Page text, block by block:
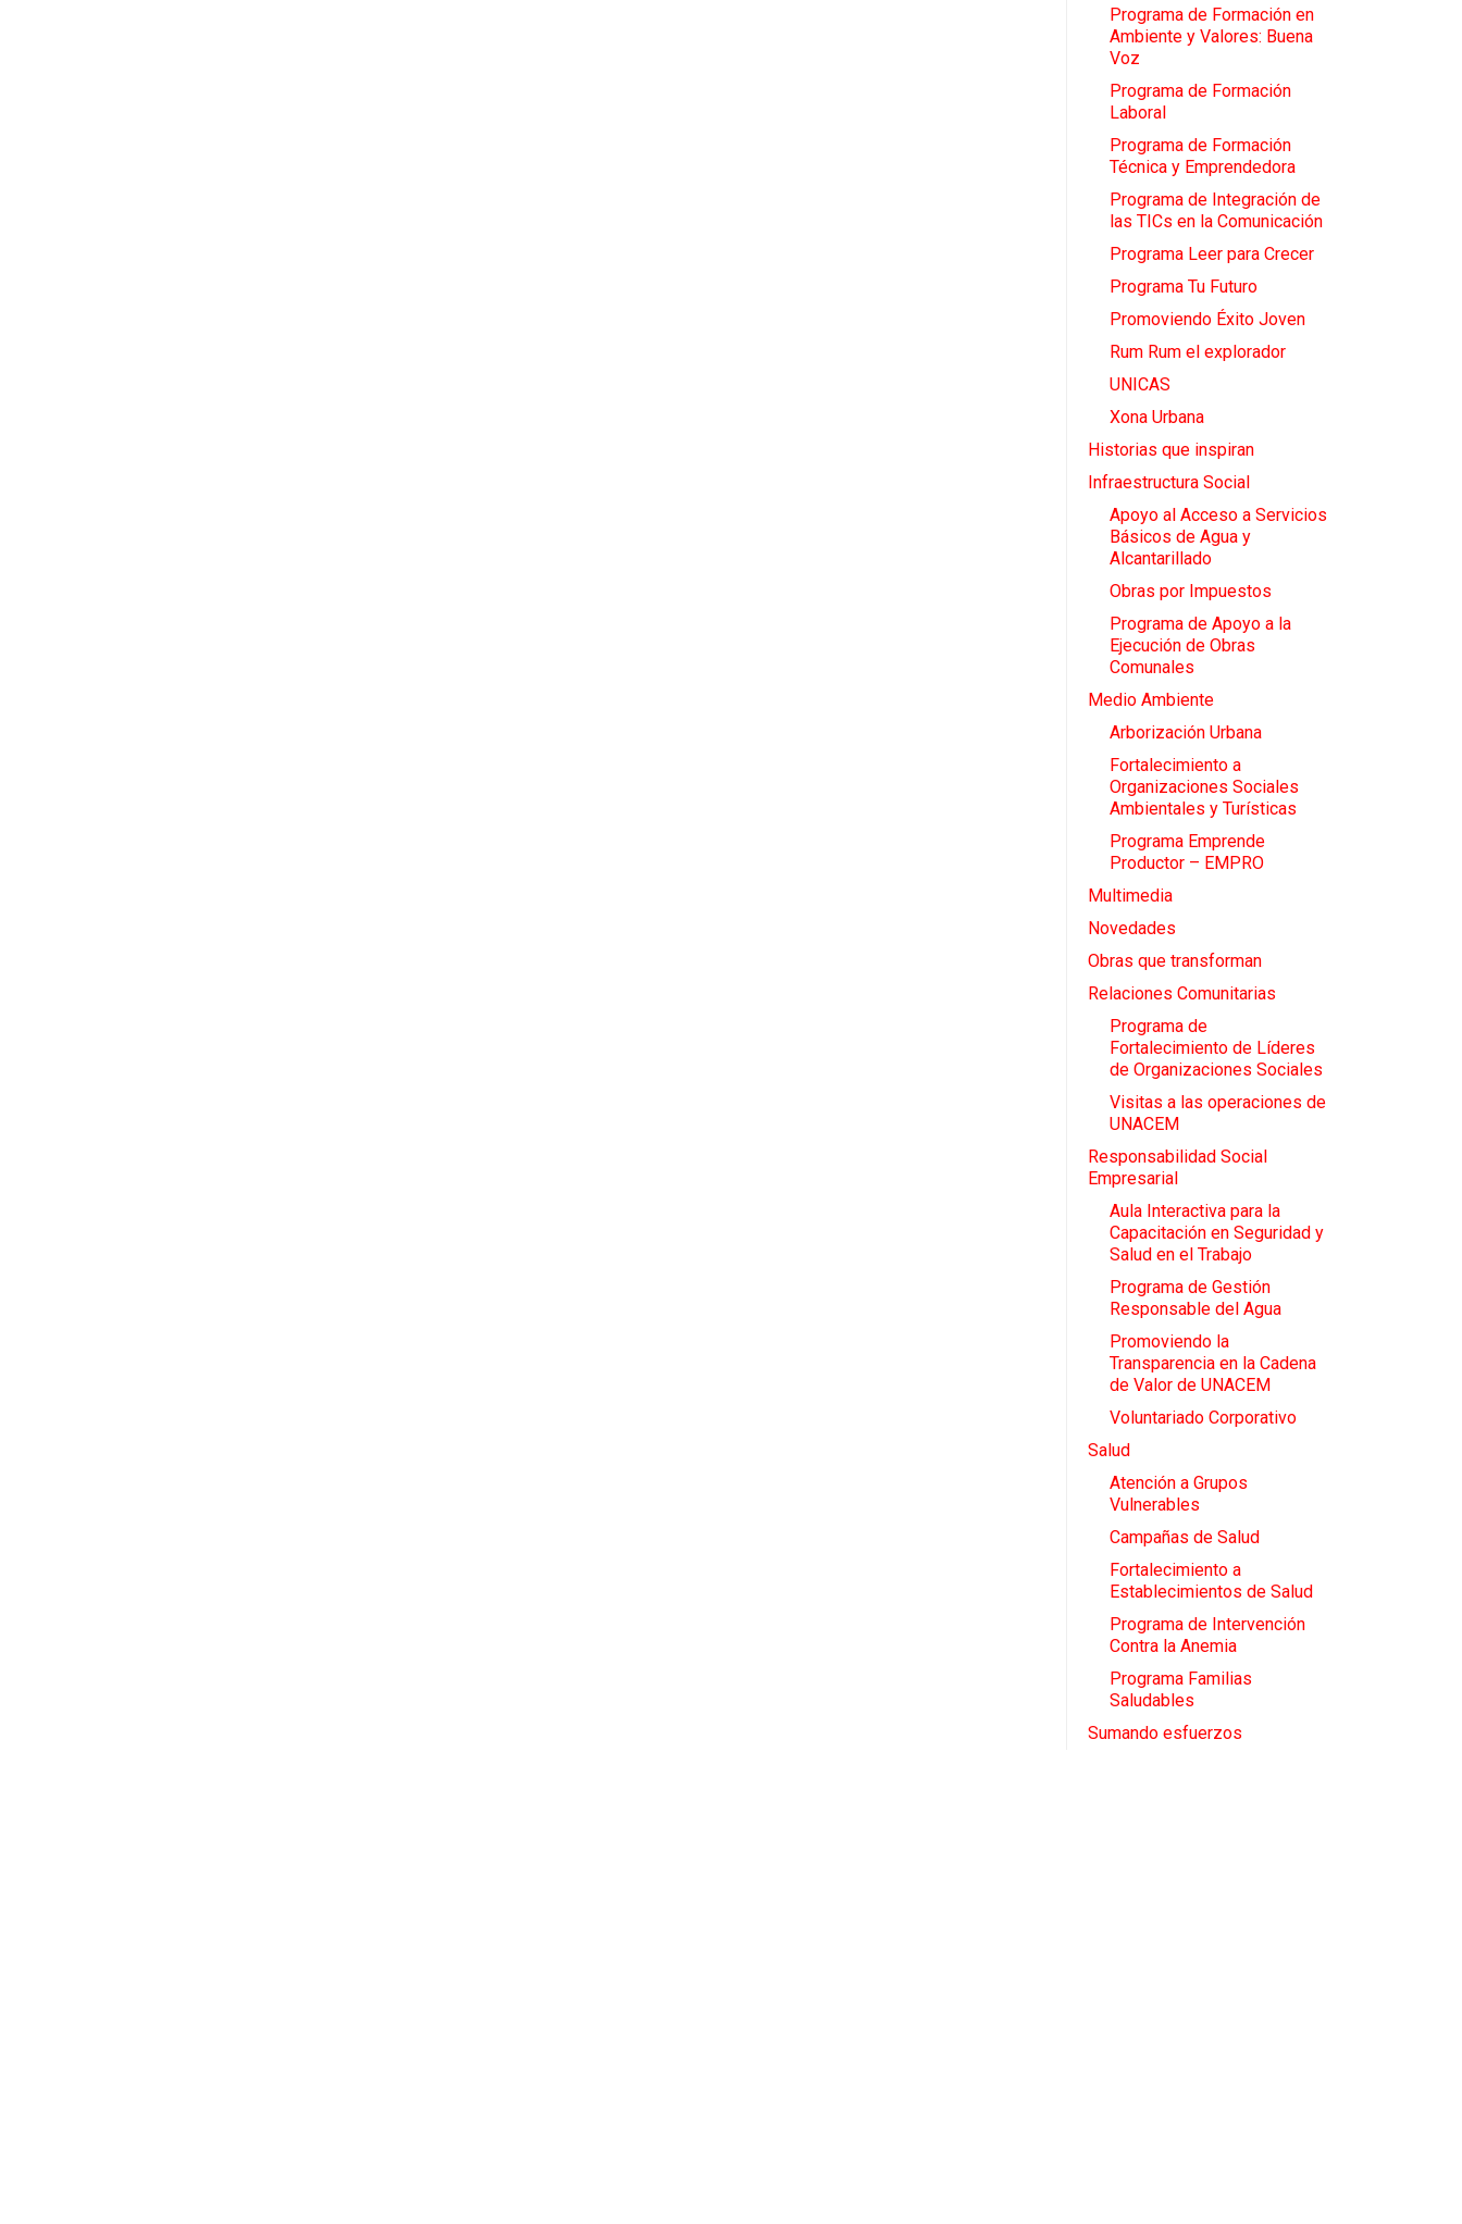
Programa de Formación en
Ambiente y Valores: Buena
Voz
Programa de Formación
Laboral
Programa de Formación
Técnica y Emprendedora
Programa de Integración de
las TICs en la Comunicación
Programa Leer para Crecer
Programa Tu Futuro
Promoviendo Éxito Joven
Rum Rum el explorador
UNICAS
Xona Urbana
Historias que inspiran
Infraestructura Social
Apoyo al Acceso a Servicios
Básicos de Agua y
Alcantarillado
Obras por Impuestos
Programa de Apoyo a la
Ejecución de Obras
Comunales
Medio Ambiente
Arborización Urbana
Fortalecimiento a
Organizaciones Sociales
Ambientales y Turísticas
Programa Emprende
Productor – EMPRO
Multimedia
Novedades
Obras que transforman
Relaciones Comunitarias
Programa de
Fortalecimiento de Líderes
de Organizaciones Sociales
Visitas a las operaciones de
UNACEM
Responsabilidad Social
Empresarial
Aula Interactiva para la
Capacitación en Seguridad y
Salud en el Trabajo
Programa de Gestión
Responsable del Agua
Promoviendo la
Transparencia en la Cadena
de Valor de UNACEM
Voluntariado Corporativo
Salud
Atención a Grupos
Vulnerables
Campañas de Salud
Fortalecimiento a
Establecimientos de Salud
Programa de Intervención
Contra la Anemia
Programa Familias
Saludables
Sumando esfuerzos